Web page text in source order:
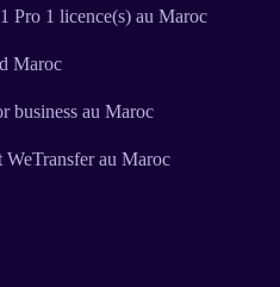
Pro 1 licence(s) au Maroc
Maroc
business au Maroc
au Maroc